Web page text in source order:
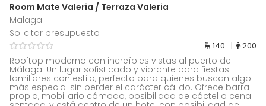
Room Mate Valeria / Terraza Valeria
Malaga
Solicitar presupuesto
140 200
Rooftop moderno con increíbles vistas al puerto de
Málaga. Un lugar sofisticado y vibrante para fiestas
familiares con estilo, perfecto para quienes buscan algo
más especial sin perder el carácter cálido. Ofrece barra
propia, mobiliario cómodo, posibilidad de cóctel o cena